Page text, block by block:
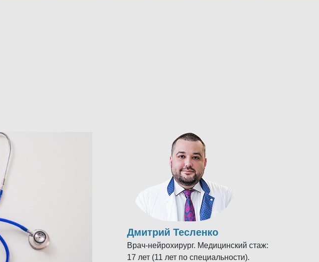
Дмитрий Тесленко
Врач-нейрохирург. Медицинский стаж:
17 лет (11 лет по специальности).